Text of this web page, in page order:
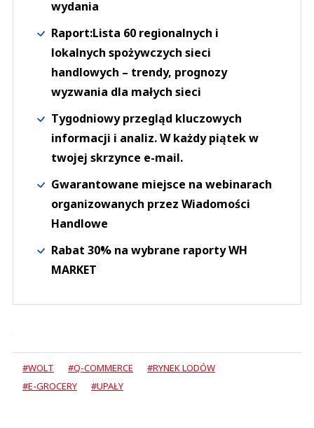
wydania
Raport:Lista 60 regionalnych i
lokalnych spożywczych sieci
handlowych – trendy, prognozy
wyzwania dla małych sieci
Tygodniowy przegląd kluczowych
informacji i analiz. W każdy piątek w
twojej skrzynce e-mail.
Gwarantowane miejsce na webinarach
organizowanych przez Wiadomości
Handlowe
Rabat 30% na wybrane raporty WH
MARKET
#WOLT #Q-COMMERCE
#RYNEK LODÓW
#E-GROCERY
#UPAŁY